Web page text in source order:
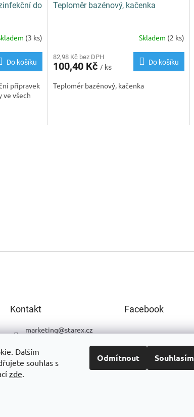
Dalším
souhlas s
zde.
Odmítnout Souhlasím
do
(3 ks)
Do košíku
přípravek
ve všech
Teploměr bazénový, kačenka
Skladem (2 ks)
82,98 Kč bez DPH
100,40 Kč / ks
Do košíku
Teploměr bazénový, kačenka
y
Kontakt
marketing@starex.cz
Starex Nesvačilka
Facebook